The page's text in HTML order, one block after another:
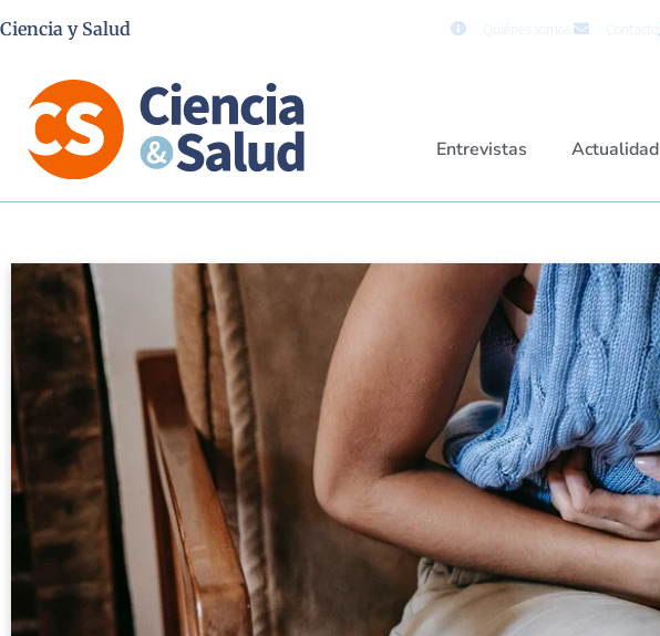
Ciencia y Salud Quiénes somos Contacto
Entrevistas Actualidad